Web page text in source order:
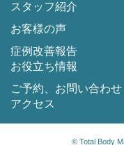
スタッフ紹介
お客様の声
症例改善報告
お役立ち情報
ご予約、お問い合わせ
アクセス
© Total Body